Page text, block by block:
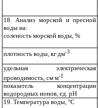
18. Анализ морской и пресной
воды на:
соленость морской воды, %
плотность воды, кг∙дм-3
удельная электрическая
проводимость, см∙м-1
показатель концентрации
водородных ионов, ед. рН
19. Температура воды, °С